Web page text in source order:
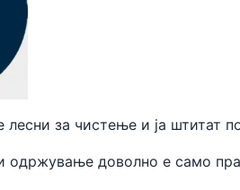
лесни за чистење и ја штитат
одржување доволно е само